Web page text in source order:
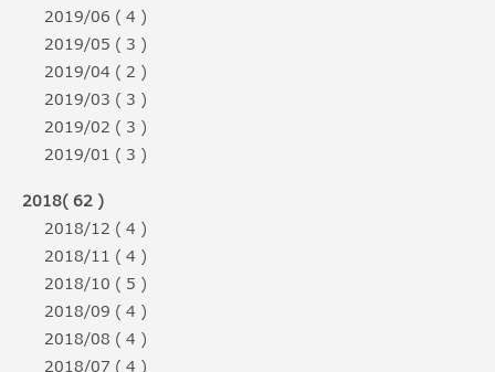
2019/06 ( 4 )
2019/05 ( 3 )
2019/04 ( 2 )
2019/03 ( 3 )
2019/02 ( 3 )
2019/01 ( 3 )
2018( 62 )
2018/12 ( 4 )
2018/11 ( 4 )
2018/10 ( 5 )
2018/09 ( 4 )
2018/08 ( 4 )
2018/07 ( 4 )